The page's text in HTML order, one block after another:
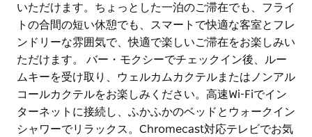
いただけます。ちょっとした一泊のご滞在でも、フライ
トの合間の短い休憩でも、スマートで快適な客室とフレ
ンドリーな雰囲気で、快適で楽しいご滞在をお楽しみい
ただけます。 バー・モクシーでチェックイン後、ルー
ムキーを受け取り、ウェルカムカクテルまたはノンアル
コールカクテルをお楽しみください。高速Wi-Fiでイン
ターネットに接続し、ふかふかのベッドとウォークイン
シャワーでリラックス。Chromecast対応テレビでお気